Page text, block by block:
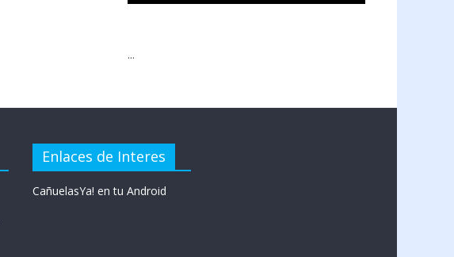
...
Enlaces de Interes
CañuelasYa! en tu Android